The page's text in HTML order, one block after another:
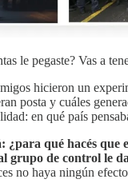
le pegaste? Vas a
hicieron un
posta y cuáles
en qué país
¿para qué hacés
grupo de control le
no haya ningún